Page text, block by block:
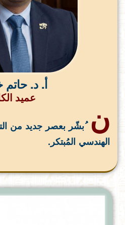
أ. د. حاتم
عميد
ن
ُبشّر بعصر جديد من
الهندسي المُبتكر.